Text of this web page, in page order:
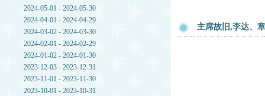
2024-05-01 - 2024-05-30
2024-04-01 - 2024-04-29
2024-03-02 - 2024-03-30
2024-02-01 - 2024-02-29
2024-01-02 - 2024-01-30
2023-12-03 - 2023-12-31
2023-11-01 - 2023-11-30
2023-10-01 - 2023-10-31
主席故旧,李达、